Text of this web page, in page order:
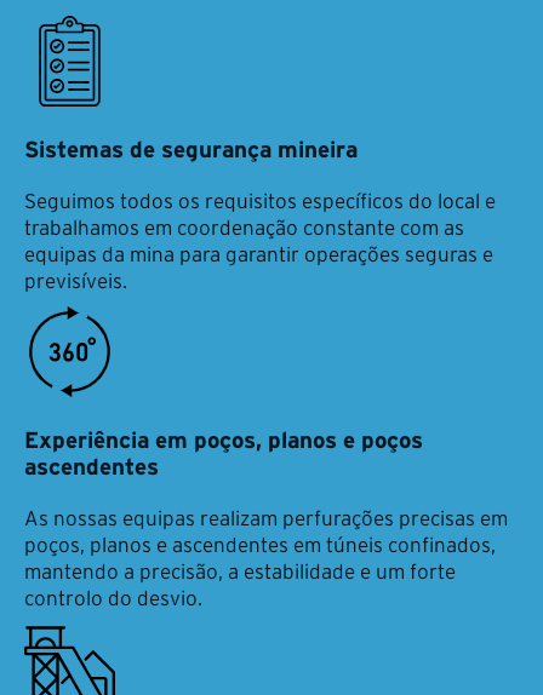
Sistemas de segurança mineira
Seguimos todos os requisitos específicos do local e
trabalhamos em coordenação constante com as
equipas da mina para garantir operações seguras e
previsíveis.
Experiência em poços, planos e poços
ascendentes
As nossas equipas realizam perfurações precisas em
poços, planos e ascendentes em túneis confinados,
mantendo a precisão, a estabilidade e um forte
controlo do desvio.